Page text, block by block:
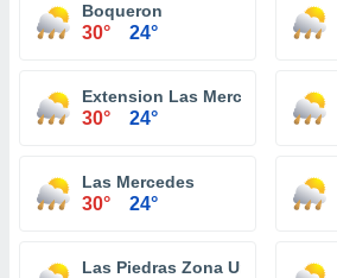
Boqueron
30° 24°
Extension Las Mercedes
30° 24°
Las Mercedes
30° 24°
Las Piedras Zona Urbana